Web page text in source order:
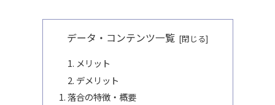
データ・コンテンツ一覧
メリット
デメリット
落合の特徴・概要